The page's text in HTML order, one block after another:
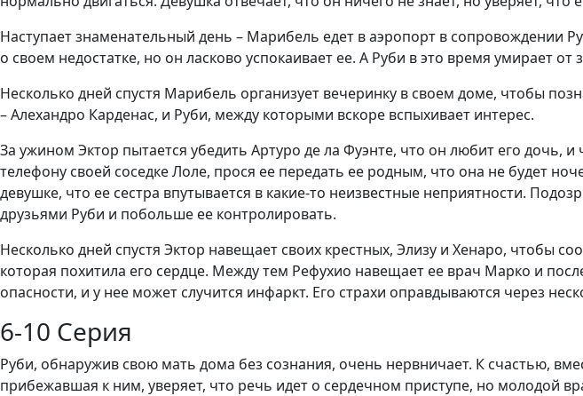
Наступает знаменательный день – Марибель едет в аэропорт в сопровождении
о своем недостатке, но он ласково успокаивает ее. А Руби в это время умирает
Несколько дней спустя Марибель организует вечеринку в своем доме, чтобы
– Алехандро Карденас, и Руби, между которыми вскоре вспыхивает интерес.
За ужином Эктор пытается убедить Артуро де ла Фуэнте, что он любит его дочь,
телефону своей соседке Лоле, прося ее передать ее родным, что она не будет
девушке, что ее сестра впутывается в какие-то неизвестные неприятности.
друзьями Руби и побольше ее контролировать.
Несколько дней спустя Эктор навещает своих крестных, Элизу и Хенаро, чтобы
которая похитила его сердце. Между тем Рефухио навещает ее врач Марко и
опасности, и у нее может случится инфаркт. Его страхи оправдываются через
6-10 Серия
Руби, обнаружив свою мать дома без сознания, очень нервничает. К счастью,
прибежавшая к ним, уверяет, что речь идет о сердечном приступе, но молодой